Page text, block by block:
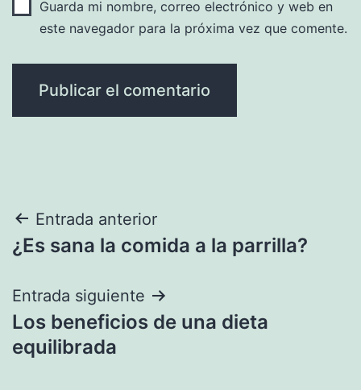
Guarda mi nombre, correo electrónico y web en
este navegador para la próxima vez que comente.
Navegación
de
entradas
Entrada anterior
¿Es sana la comida a la parrilla?
Entrada siguiente
Los beneficios de una dieta
equilibrada